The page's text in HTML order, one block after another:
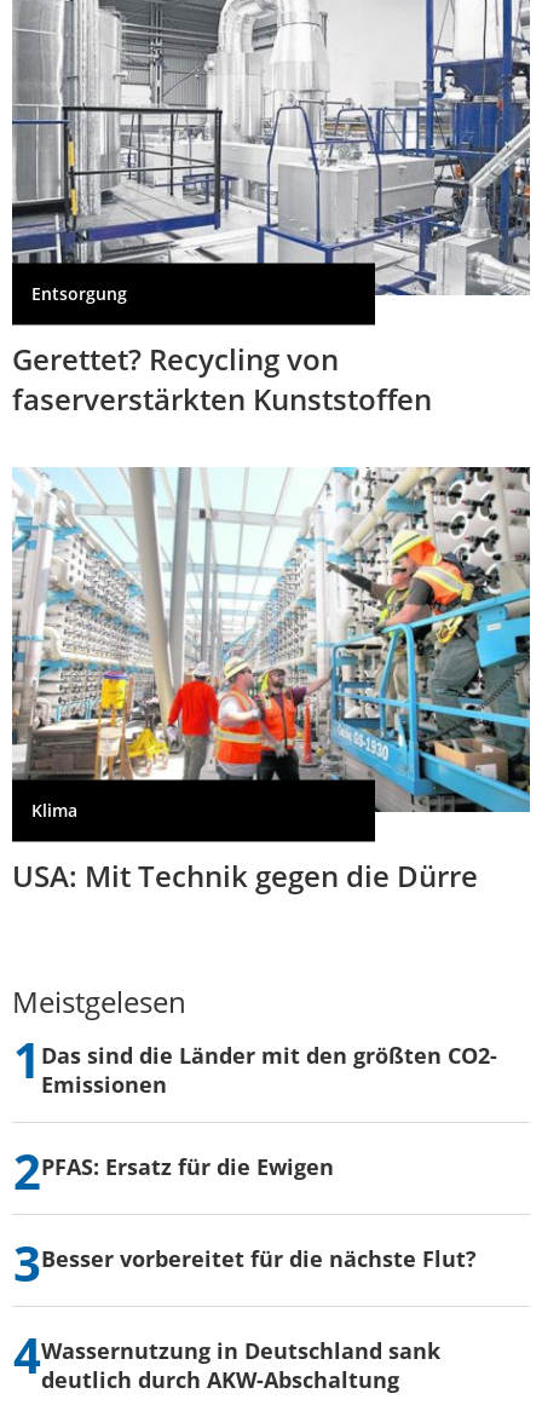
Entsorgung
Gerettet? Recycling von
faserverstärkten Kunststoffen
Klima
USA: Mit Technik gegen die Dürre
Meistgelesen
Das sind die Länder mit den größten CO2-
Emissionen
PFAS: Ersatz für die Ewigen
Besser vorbereitet für die nächste Flut?
Wassernutzung in Deutschland sank
deutlich durch AKW-Abschaltung